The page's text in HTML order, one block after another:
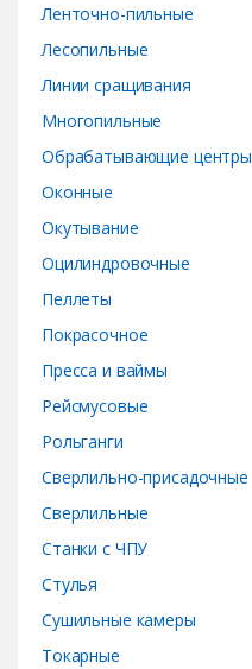
Ленточно-пильные
Лесопильные
Линии сращивания
Многопильные
Обрабатывающие центры
Оконные
Окутывание
Оцилиндровочные
Пеллеты
Покрасочное
Пресса и ваймы
Рейсмусовые
Рольганги
Сверлильно-присадочные
Сверлильные
Станки с ЧПУ
Стулья
Сушильные камеры
Токарные